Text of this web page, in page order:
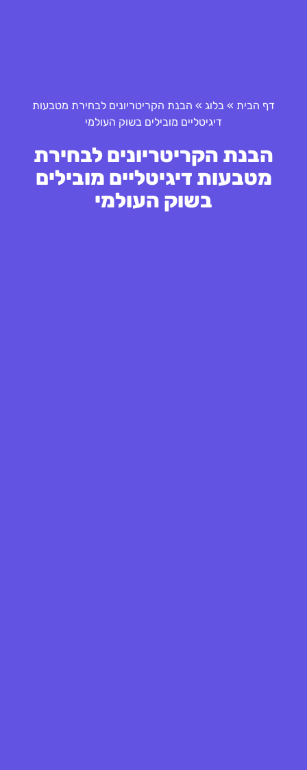
דף הבית » בלוג » הבנת הקריטריונים לבחירת מטבעות
דיגיטליים מובילים בשוק העולמי
הבנת הקריטריונים לבחירת
מטבעות דיגיטליים מובילים
בשוק העולמי